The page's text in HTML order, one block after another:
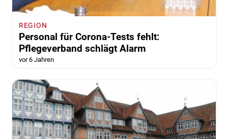
REGION
Personal für Corona-Tests fehlt:
Pflegeverband schlägt Alarm
vor 6 Jahren